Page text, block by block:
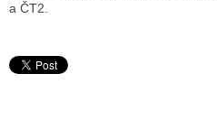
TELEVIZE
VYSÍLAČE
a ČT2.